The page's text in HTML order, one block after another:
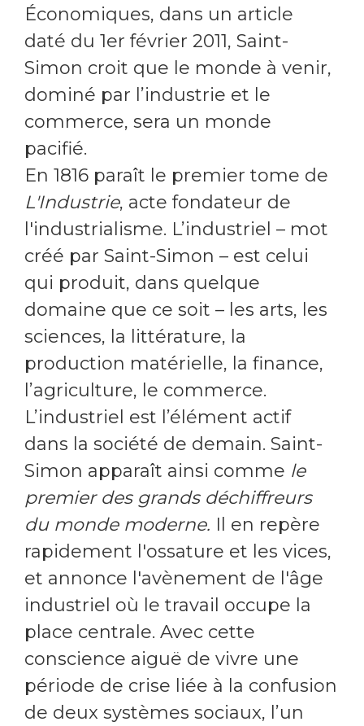
Économiques, dans un article
daté du 1er février 2011, Saint-
Simon croit que le monde à venir,
dominé par l’industrie et le
commerce, sera un monde
pacifié.
En 1816 paraît le premier tome de
L'Industrie, acte fondateur de
l'industrialisme. L’industriel – mot
créé par Saint-Simon – est celui
qui produit, dans quelque
domaine que ce soit – les arts, les
sciences, la littérature, la
production matérielle, la finance,
l’agriculture, le commerce.
L’industriel est l’élément actif
dans la société de demain. Saint-
Simon apparaît ainsi comme le
premier des grands déchiffreurs
du monde moderne. Il en repère
rapidement l'ossature et les vices,
et annonce l'avènement de l'âge
industriel où le travail occupe la
place centrale. Avec cette
conscience aiguë de vivre une
période de crise liée à la confusion
de deux systèmes sociaux, l’un